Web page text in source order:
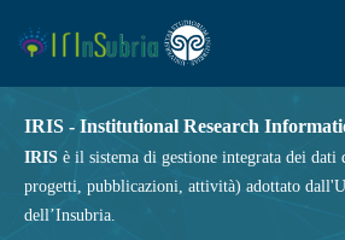
IRIS - Institutional Research
IRIS è il sistema di gestione integrata dei dati
progetti, pubblicazioni, attività) adottato
dell’Insubria.